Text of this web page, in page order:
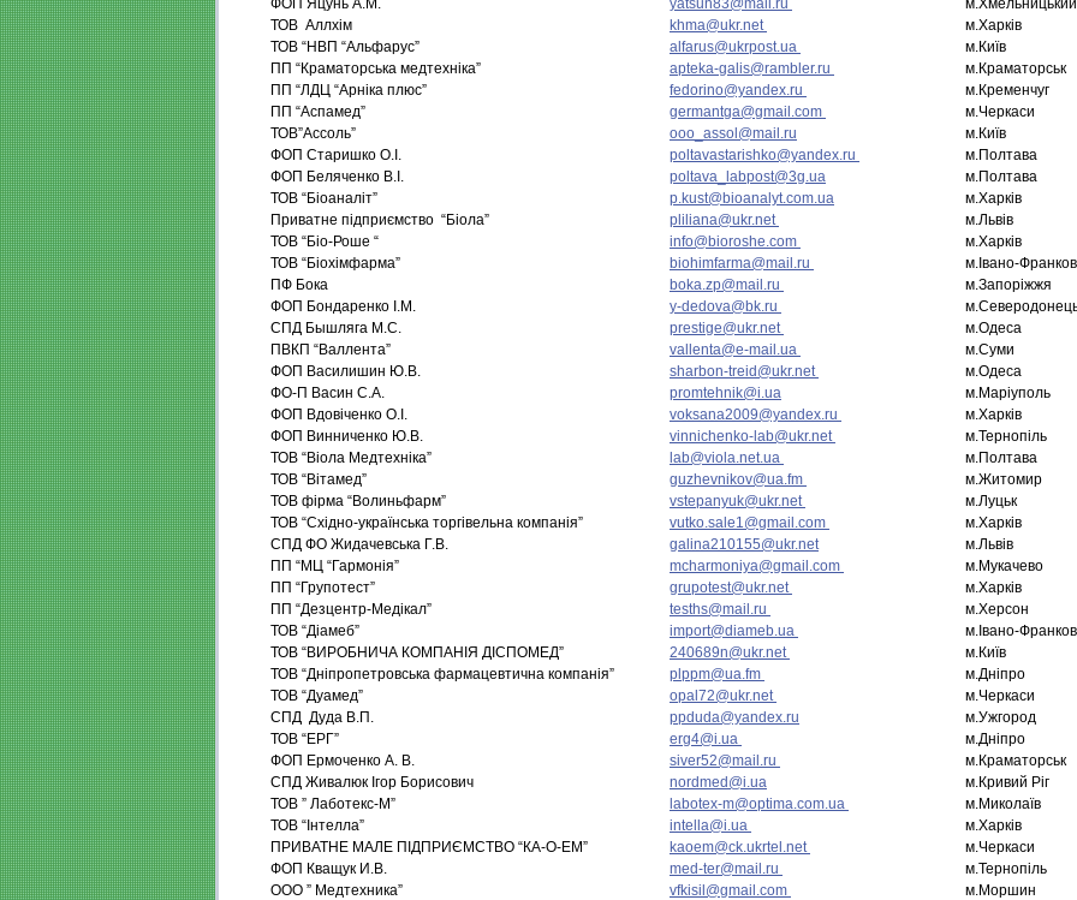
ФОП Яцунь А.М.
yatsun83@mail.ru
м.Хмельницький
ТОВ Аллхім
khma@ukr.net
м.Харків
ТОВ “НВП “Альфарус”
alfarus@ukrpost.ua
м.Київ
ПП “Краматорська медтехніка”
apteka-galis@rambler.ru
м.Краматорськ
ПП “ЛДЦ “Арніка плюс”
fedorino@yandex.ru
м.Кременчуг
ПП “Аспамед”
germantga@gmail.com
м.Черкаси
ТОВ”Ассоль”
ooo_assol@mail.ru
м.Київ
ФОП Старишко О.І.
poltavastarishko@yandex.ru
м.Полтава
ФОП Беляченко В.І.
poltava_labpost@3g.ua
м.Полтава
ТОВ “Біоаналіт”
p.kust@bioanalyt.com.ua
м.Харків
Приватне підприємство “Біола”
pliliana@ukr.net
м.Львів
ТОВ “Біо-Роше “
info@bioroshe.com
м.Харків
ТОВ “Біохімфарма”
biohimfarma@mail.ru
м.Івано-
ПФ Бока
boka.zp@mail.ru
м.Запоріжжя
ФОП Бондаренко І.М.
y-dedova@bk.ru
СПД Бышляга М.С.
prestige@ukr.net
м.Одеса
ПВКП “Валлента”
vallenta@e-mail.ua
м.Суми
ФОП Василишин Ю.В.
sharbon-treid@ukr.net
м.Одеса
ФО-П Васин С.А.
promtehnik@i.ua
м.Маріуполь
ФОП Вдовіченко О.І.
voksana2009@yandex.ru
м.Харків
ФОП Винниченко Ю.В.
vinnichenko-lab@ukr.net
м.Тернопіль
ТОВ “Віола Медтехніка”
lab@viola.net.ua
м.Полтава
ТОВ “Вітамед”
guzhevnikov@ua.fm
м.Житомир
ТОВ фірма “Волиньфарм”
vstepanyuk@ukr.net
м.Луцьк
ТОВ “Східно-українська торгівельна компанія”
vutko.sale1@gmail.com
м.Харків
СПД ФО Жидачевська Г.В.
galina210155@ukr.net
м.Львів
ПП “МЦ “Гармонія”
mcharmoniya@gmail.com
м.Мукачево
ПП “Групотест”
grupotest@ukr.net
м.Харків
ПП “Дезцентр-Медікал”
tesths@mail.ru
м.Херсон
ТОВ “Діамеб”
import@diameb.ua
м.Івано-
ТОВ “ВИРОБНИЧА КОМПАНІЯ ДІСПОМЕД”
240689n@ukr.net
м.Київ
ТОВ “Дніпропетровська фармацевтична компанія”
plppm@ua.fm
м.Дніпро
ТОВ “Дуамед”
opal72@ukr.net
м.Черкаси
СПД Дуда В.П.
ppduda@yandex.ru
м.Ужгород
ТОВ “ЕРГ”
erg4@i.ua
м.Дніпро
ФОП Ермоченко А. В.
siver52@mail.ru
м.Краматорськ
СПД Живалюк Ігор Борисович
nordmed@i.ua
м.Кривий Ріг
ТОВ ” Лаботекс-М”
labotex-m@optima.com.ua
м.Миколаїв
ТОВ “Інтелла”
intella@i.ua
м.Харків
ПРИВАТНЕ МАЛЕ ПІДПРИЄМСТВО “КА-О-ЕМ”
kaoem@ck.ukrtel.net
м.Черкаси
ФОП Кващук И.В.
med-ter@mail.ru
м.Тернопіль
ООО ” Медтехника”
vfkisil@gmail.com
м.Моршин